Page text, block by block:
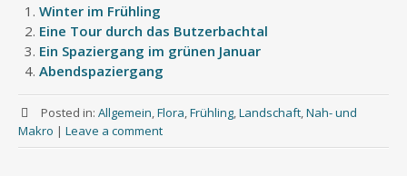
Winter im Frühling
Eine Tour durch das Butzerbachtal
Ein Spaziergang im grünen Januar
Abendspaziergang
Posted in: Allgemein,Flora,Frühling,Landschaft,Nah- und
Makro | Leave a comment